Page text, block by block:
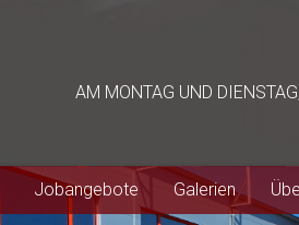
AM MONTAG UND
Jobangebote Galerien